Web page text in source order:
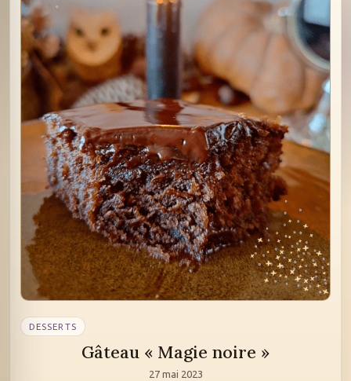
DESSERTS
Gâteau « Magie noire »
27 mai 2023